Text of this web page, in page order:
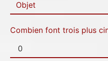
Combien font trois plus